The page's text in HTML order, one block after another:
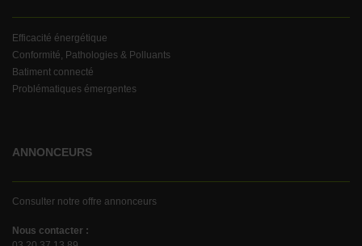
Efficacité énergétique
Conformité, Pathologies & Polluants
Batiment connecté
Problématiques émergentes
ANNONCEURS
Consulter notre offre annonceurs
Nous contacter :